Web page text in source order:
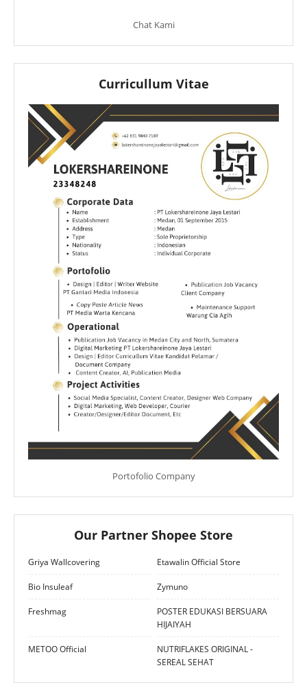
Chat Kami
Curricullum Vitae
Portofolio Company
Our Partner Shopee Store
Griya Wallcovering Etawalin Official Store
Bio Insuleaf Zymuno
Freshmag
POSTER EDUKASI BERSUARA
HIJAIYAH
METOO Official
NUTRIFLAKES ORIGINAL -
SEREAL SEHAT